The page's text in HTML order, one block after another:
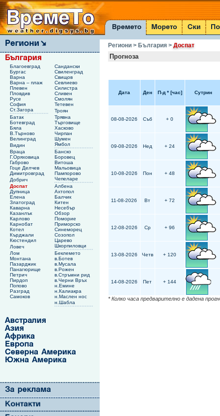
Благоевград
Сандански
Бургас
Свиленград
Варна
Свищов
Варна – плаж
Севлиево
Плевен
Силистра
Пловдив
Сливен
Русе
Смолян
София
Тетевен
Ст.Загора
Троян
Батак
Трявна
Ботевград
Търговище
Бяла
Хасково
В.Търново
Чирпан
Велинград
Шумен
Видин
Ямбол
Враца
Банско
Г.Оряховица
Боровец
Габрово
Витоша
Гоце Делчев
Мальовица
Димитровград
Пампорово
Добрич
Чепеларе
Доспат
Албена
Дупница
Ахтопол
Елена
Балчик
Златоград
Китен
Каварна
Несебър
Казанлък
Обзор
Карлово
Поморие
Карнобат
Приморско
Котел
Синеморец
Кърджали
Созопол
Кюстендил
Царево
Ловеч
Шкорпиловци
Лом
Беклемето
Монтана
в.Ботев
Пазарджик
в.Мусала
Панагюрище
в.Рожен
Петрич
в.Стръмни рид
Пирдоп
в.Черни Връх
Попово
н.Емине
Разград
н.Калиакра
Самоков
н.Маслен нос
н.Шабла
Региони > България>Доспат
Прогноза
Дата Ден П-д *[час] Сутрин
08-08-2026 Съб + 0
09-08-2026 Нед + 24
10-08-2026 Пон + 48
11-08-2026 Вт + 72
12-08-2026 Ср + 96
13-08-2026 Четв + 120
14-08-2026 Пет + 144
* Колко часа предварително е дадена